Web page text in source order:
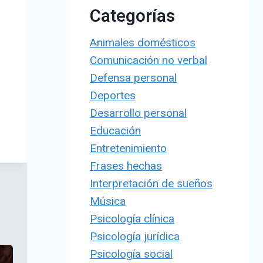
Categorías
Animales domésticos
Comunicación no verbal
Defensa personal
Deportes
Desarrollo personal
Educación
Entretenimiento
Frases hechas
Interpretación de sueños
Música
Psicología clínica
Psicología jurídica
Psicología social